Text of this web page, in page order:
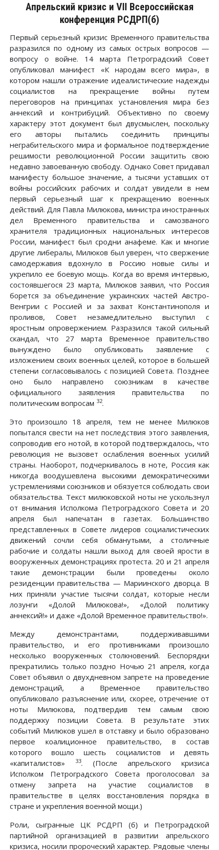
Апрельский кризис и VII Всероссийская
конференция РСДРП(б)
Первый серьезный кризис Временного правительства
разразился по одному из самых острых вопросов —
вопросу о войне. 14 марта Петроградский Совет
опубликовал манифест «К народам всего мира», в
котором нашли отражение идеалистические надежды
социалистов на прекращение войны путем
переговоров на принципах установления мира без
аннексий и контрибуций. Объективно по своему
характеру этот документ был двусмыслен, поскольку
его авторы пытались соединить принципы
неграбительского мира и формальное подтверждение
решимости революционной России защитить свою
недавно завоеванную свободу. Однако Совет придавал
манифесту большое значение, а тысячи уставших от
войны российских рабочих и солдат увидели в нем
первый серьезный шаг к прекращению военных
действий. Для Павла Милюкова, министра иностранных
дел Временного правительства и самозваного
хранителя традиционных национальных интересов
России, манифест был сродни анафеме. Как и многие
другие либералы, Милюков был уверен, что свержение
самодержавия вдохнуло в Россию новые силы и
укрепило ее боевую мощь. Когда во время интервью,
состоявшегося 23 марта, Милюков заявил, что Россия
борется за объединение украинских частей Австро-
Венгрии с Россией и за захват Константинополя и
проливов, Совет незамедлительно выступил с
яростным опровержением. Разразился такой сильный
скандал, что 27 марта Временное правительство
вынуждено было опубликовать заявление с
изложением своих военных целей, которое в большей
степени согласовывалось с позицией Совета. Позднее
оно было направлено союзникам в качестве
официального заявления правительства по
политическим вопросам 32.
Это произошло 18 апреля, тем не менее Милюков
попытался свести на нет последствия этого заявления,
сопроводив его нотой, в которой подтверждалось, что
революция не вызовет ослабления военных усилий
страны. Наоборот, подчеркивалось в ноте, Россия как
никогда воодушевлена высокими демократическими
устремлениями союзников и обязуется соблюдать свои
обязательства. Текст милюковской ноты не ускользнул
от внимания Исполкома Петроградского Совета и 20
апреля был напечатан в газетах. Большинство
представленных в Совете лидеров социалистических
движений сочли себя обманутыми, а столичные
рабочие и солдаты нашли выход для своей ярости в
вооруженных демонстрациях протеста. 20 и 21 апреля
такие демонстрации были проведены около
резиденции правительства — Мариинского дворца. В
них приняли участие тысячи солдат, которые несли
лозунги «Долой Милюкова!», «Долой политику
аннексий!» и даже «Долой Временное правительство!».
Между демонстрантами, поддерживавшими
правительство, и его противниками произошло
несколько вооруженных столкновений. Беспорядки
прекратились только поздно Ночью 21 апреля, когда
Совет объявил о двухдневном запрете на проведение
демонстраций, а Временное правительство
опубликовало разъяснение или, скорее, отречение от
ноты Милюкова, подтвердив тем самым свою
поддержку позиции Совета. В результате этих
событий Милюков ушел в отставку и было образовано
первое коалиционное правительство, в состав
которого вошло шесть социалистов и девять
«капиталистов»
33. (После апрельского кризиса
Исполком Петроградского Совета проголосовал за
отмену запрета на участие социалистов в
правительстве в целях восстановления порядка в
стране и укрепления военной мощи.)
Роли, сыгранные ЦК РСДРП (б) и Петроградской
партийной организацией в развитии апрельского
кризиса, носили пророческий характер. Рядовые члены